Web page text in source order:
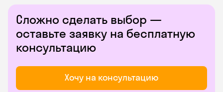
Сложно сделать выбор —
оставьте заявку на бесплатную
консультацию
Хочу на консультацию